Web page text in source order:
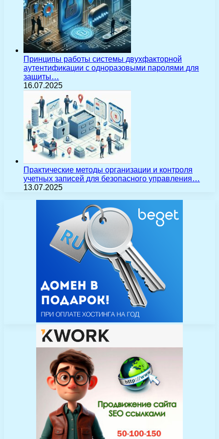
Принципы работы системы двухфакторной
аутентификации с одноразовыми паролями для
защиты…
16.07.2025
Практические методы организации и контроля
учетных записей для безопасного управления…
13.07.2025